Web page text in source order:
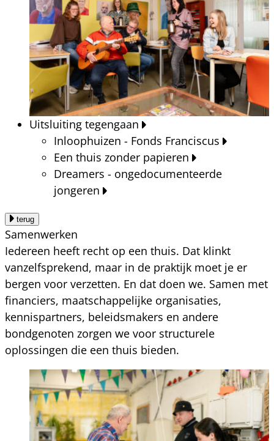
Uitsluiting tegengaan
Inloophuizen - Fonds Franciscus
Een thuis zonder papieren
Dreamers - ongedocumenteerde
jongeren
terug
Samenwerken
Iedereen heeft recht op een thuis. Dat klinkt
vanzelfsprekend, maar in de praktijk moet je er
bergen voor verzetten. En dat doen we. Samen met
financiers, maatschappelijke organisaties,
kennispartners, beleidsmakers en andere
bondgenoten zorgen we voor structurele
oplossingen die een thuis bieden.